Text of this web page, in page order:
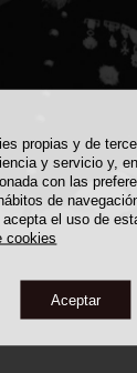
propias y de
y servicio y,
con las
de
el uso de
cookies
Aceptar